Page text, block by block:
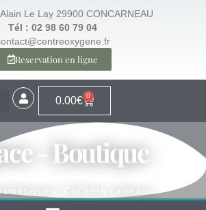
Le Lay 29900 CONCARNEAU
Tél : 02 98 60 79 04
Reservation en ligne
0.00€ 0
- Boutique
Coffrets cadeaux